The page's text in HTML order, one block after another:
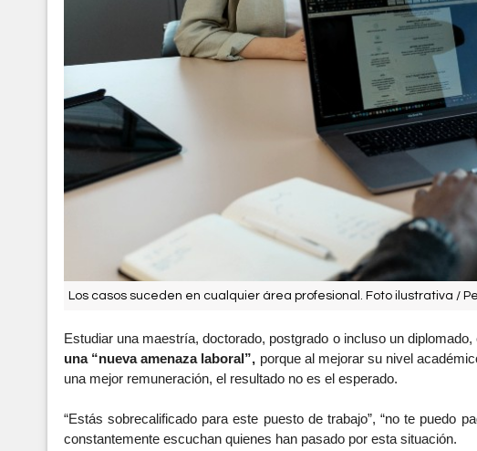
Los casos suceden en cualquier área profesional. Foto ilustrativa /
una “nueva amenaza laboral”, porque al mejorar su nivel
una mejor remuneración, el resultado no es el esperado.
“Estás sobrecalificado para este puesto de trabajo”, “no te puedo
constantemente escuchan quienes han pasado por esta situación.